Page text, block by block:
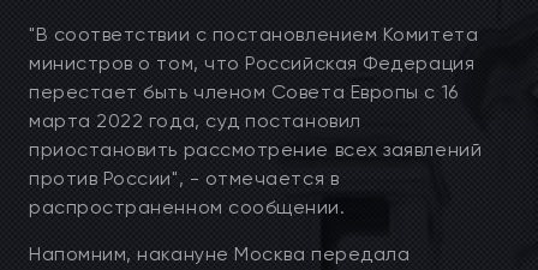
"В соответствии с постановлением Комитета
министров о том, что Российская Федерация
перестает быть членом Совета Европы с 16
марта 2022 года, суд постановил
приостановить рассмотрение всех заявлений
против России", - отмечается в
распространенном сообщении.
Напомним, накануне Москва передала